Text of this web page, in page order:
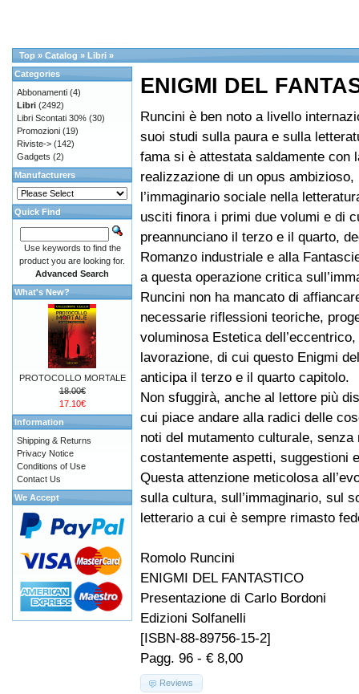
Top » Catalog » Libri »
ENIGMI DEL
Runcini è ben noto a livello
suoi studi sulla paura e sulla
fama si è attestata saldamente con
realizzazione di un opus ambizioso,
l’immaginario sociale nella
usciti finora i primi due volumi e di
preannunciano il terzo e il quarto,
Romanzo industriale e alla
a questa operazione critica
Runcini non ha mancato di
necessarie riflessioni teoriche,
voluminosa Estetica
lavorazione, di cui questo Enigmi
anticipa il terzo e il quarto capitolo.
Non sfuggirà, anche al lettore più
cui piace andare alla radici delle
noti del mutamento culturale,
costantemente aspetti, suggestioni
Questa attenzione meticolosa
sulla cultura, sull’immaginario, sul
letterario a cui è sempre rimasto
Romolo Runcini
ENIGMI DEL FANTASTICO
Presentazione di Carlo Bordoni
Edizioni Solfanelli
[ISBN-88-89756-15-2]
Pagg. 96 - € 8,00
Reviews
Categories
Abbonamenti (4)
Libri (2492)
Libri Scontati 30% (30)
Promozioni (19)
Riviste-> (142)
Gadgets (2)
Manufacturers
Quick Find
Use keywords to find the
product you are looking for.
Advanced Search
What's New?
PROTOCOLLO MORTALE
18.00€
17.10€
Information
Shipping & Returns
Privacy Notice
Conditions of Use
Contact Us
We Accept